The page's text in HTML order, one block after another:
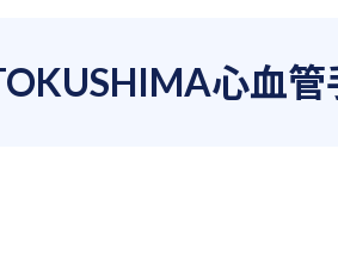
心血